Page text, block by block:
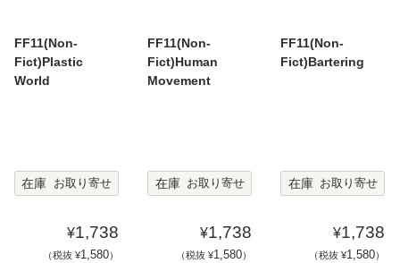
FF11(Non-
Fict)Plastic
World
在庫 お取り寄せ
¥1,738
（税抜 ¥1,580）
FF11(Non-
Fict)Human
Movement
在庫 お取り寄せ
¥1,738
（税抜 ¥1,580）
FF11(Non-
Fict)Bartering
在庫 お取り寄せ
¥1,738
（税抜 ¥1,580）